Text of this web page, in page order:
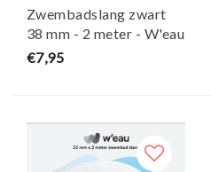
Zwembadslang zwart
38 mm - 2 meter - W'eau
€7,95